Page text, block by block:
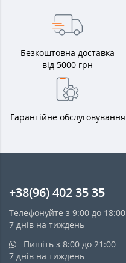
Безкоштовна доставка
від 5000 грн
Гарантійне обслуговування
+38(96) 402 35 35
Телефонуйте з 9:00 до 18:00
7 днів на тиждень
Пишіть з 8:00 до 21:00
7 днів на тиждень